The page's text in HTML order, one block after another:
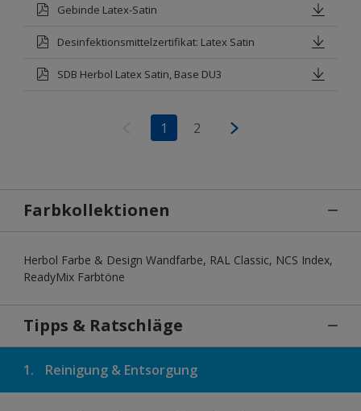
Gebinde Latex-Satin
Desinfektionsmittelzertifikat: Latex Satin
SDB Herbol Latex Satin, Base DU3
1 2
Farbkollektionen
Herbol Farbe & Design Wandfarbe, RAL Classic, NCS Index,
ReadyMix Farbtöne
Tipps & Ratschläge
1. Reinigung & Entsorgung